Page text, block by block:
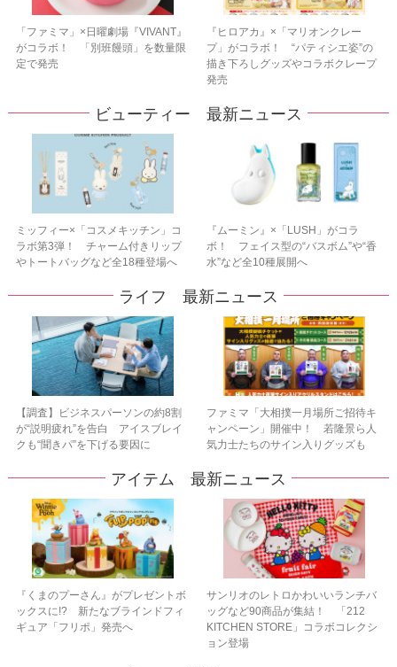
「ファミマ」×日曜劇場『VIVANT』
がコラボ！ 「別班饅頭」を数量限
定で発売
『ヒロアカ』×「マリオンクレー
プ」がコラボ！ “パティシエ姿”の
描き下ろしグッズやコラボクレープ
発売
ビューティー 最新ニュース
ミッフィー×「コスメキッチン」コ
ラボ第3弾！ チャーム付きリップ
やトートバッグなど全18種登場へ
『ムーミン』×「LUSH」がコラ
ボ！ フェイス型の“バスボム”や“香
水”など全10種展開へ
ライフ 最新ニュース
【調査】ビジネスパーソンの約8割
が“説明疲れ”を告白 アイスブレイ
クも“聞きパ”を下げる要因に
ファミマ「大相撲一月場所ご招待キ
ャンペーン」開催中！ 若隆景ら人
気力士たちのサイン入りグッズも
アイテム 最新ニュース
『くまのプーさん』がプレゼントボ
ックスに!? 新たなブラインドフィ
ギュア「フリポ」発売へ
サンリオのレトロかわいいランチバ
ッグなど90商品が集結！ 「212
KITCHEN STORE」コラボコレクシ
ョン登場